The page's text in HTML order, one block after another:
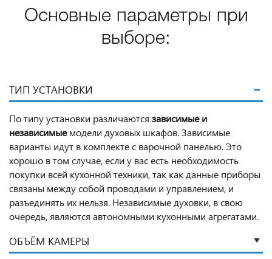
Основные параметры при
выборе:
ТИП УСТАНОВКИ
По типу установки различаются зависимые и
независимыемодели духовых шкафов. Зависимые
варианты идут в комплекте с варочной панелью. Это
хорошо в том случае, если у вас есть необходимость
покупки всей кухонной техники, так как данные приборы
связаны между собой проводами и управлением, и
разъединять их нельзя. Независимые духовки, в свою
очередь, являются автономными кухонными агрегатами.
ОБЪЁМ КАМЕРЫ